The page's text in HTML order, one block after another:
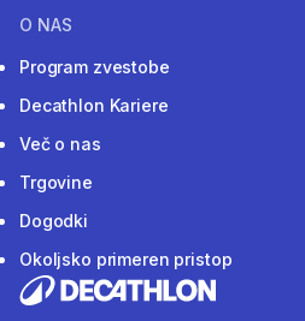
O NAS
Program zvestobe
Decathlon Kariere
Več o nas
Trgovine
Dogodki
Okoljsko primeren pristop